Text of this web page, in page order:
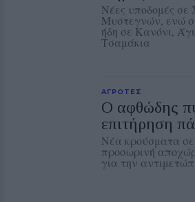
Νέες υποδομές σε
Μυστεγνών, ενώ
ήδη σε Κανόνι,
Τσαμάκια
ΑΓΡΟΤΕΣ
Ο αφθώδης
επιτήρηση
Νέα κρούσματα
προσωρινή
για την